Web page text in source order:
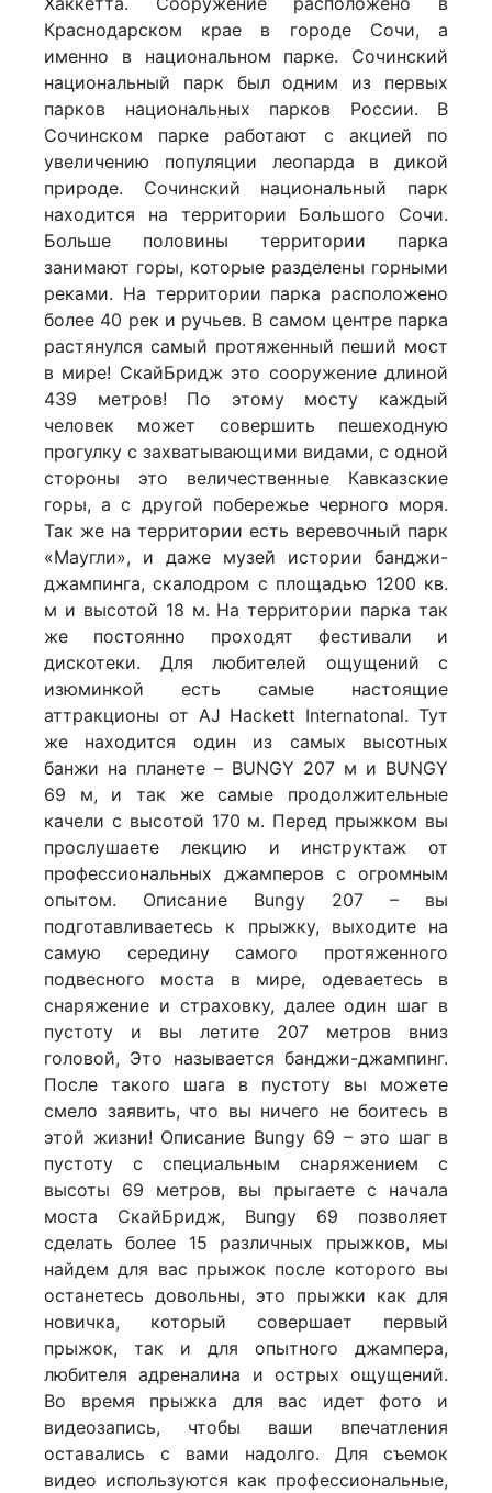
Краснодарском крае в городе Сочи, а
именно в национальном парке. Сочинский
национальный парк был одним из первых
парков национальных парков России. В
Сочинском парке работают с акцией по
увеличению популяции леопарда в дикой
природе. Сочинский национальный парк
находится на территории Большого Сочи.
Больше половины территории парка
занимают горы, которые разделены горными
реками. На территории парка расположено
более 40 рек и ручьев. В самом центре парка
растянулся самый протяженный пеший мост
в мире! СкайБридж это сооружение длиной
439 метров! По этому мосту каждый
человек может совершить пешеходную
прогулку с захватывающими видами, с одной
стороны это величественные Кавказские
горы, а с другой побережье черного моря.
Так же на территории есть веревочный парк
«Маугли», и даже музей истории банджи-
джампинга, скалодром с площадью 1200 кв.
м и высотой 18 м. На территории парка так
же постоянно проходят фестивали и
дискотеки. Для любителей ощущений с
изюминкой есть самые настоящие
аттракционы от AJ Hackett Internatonal. Тут
же находится один из самых высотных
банжи на планете – BUNGY 207 м и BUNGY
69 м, и так же самые продолжительные
качели с высотой 170 м. Перед прыжком вы
прослушаете лекцию и инструктаж от
профессиональных джамперов с огромным
опытом. Описание Bungy 207 – вы
подготавливаетесь к прыжку, выходите на
самую середину самого протяженного
подвесного моста в мире, одеваетесь в
снаряжение и страховку, далее один шаг в
пустоту и вы летите 207 метров вниз
головой, Это называется банджи-джампинг.
После такого шага в пустоту вы можете
смело заявить, что вы ничего не боитесь в
этой жизни! Описание Bungy 69 – это шаг в
пустоту с специальным снаряжением с
высоты 69 метров, вы прыгаете с начала
моста СкайБридж, Bungy 69 позволяет
сделать более 15 различных прыжков, мы
найдем для вас прыжок после которого вы
останетесь довольны, это прыжки как для
новичка, который совершает первый
прыжок, так и для опытного джампера,
любителя адреналина и острых ощущений.
Во время прыжка для вас идет фото и
видеозапись, чтобы ваши впечатления
оставались с вами надолго. Для съемок
видео используются как профессиональные,